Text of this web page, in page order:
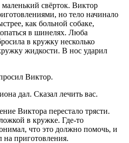
свёрток. Виктор
но тело начинало
как больной собаке,
в шинелях. Люба
в кружку несколько
жидкости. В нос ударил
Виктор.
дал. Сказал лечить вас.
Виктора перестало трясти.
в кружке. Где-то
что это должно помочь, и
на приготовления.